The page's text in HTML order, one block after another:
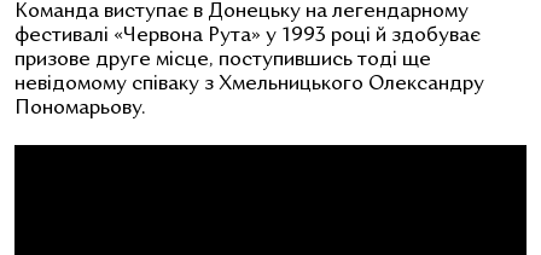
Команда виступає в Донецьку на легендарному
фестивалі «Червона Рута» у 1993 році й здобуває
призове друге місце, поступившись тоді ще
невідомому співаку з Хмельницького Олександру
Пономарьову.